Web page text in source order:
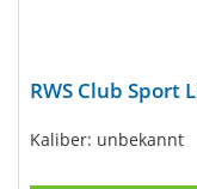
RWS Club Sport
Kaliber: unbekannt